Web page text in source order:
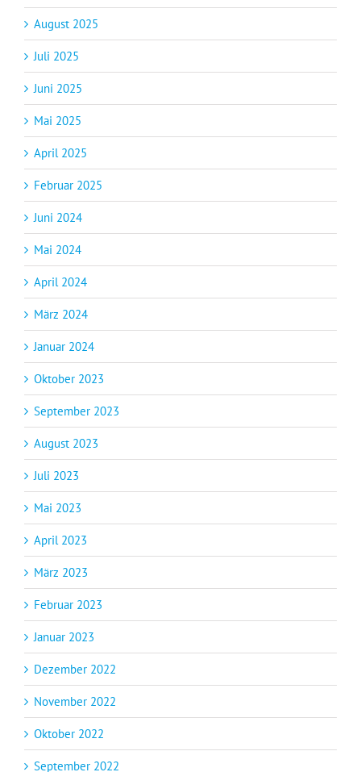
August 2025
Juli 2025
Juni 2025
Mai 2025
April 2025
Februar 2025
Juni 2024
Mai 2024
April 2024
März 2024
Januar 2024
Oktober 2023
September 2023
August 2023
Juli 2023
Mai 2023
April 2023
März 2023
Februar 2023
Januar 2023
Dezember 2022
November 2022
Oktober 2022
September 2022